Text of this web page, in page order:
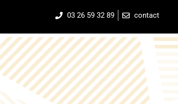
03 26 59 32 89 contact